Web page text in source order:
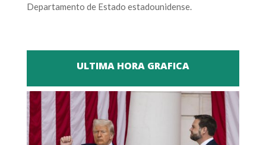
Departamento de Estado estadounidense.
ULTIMA HORA GRAFICA